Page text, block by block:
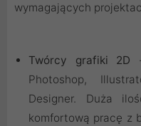
wymagających
Twórcy grafiki 2D
Photoshop,
Designer. Duża
komfortową pracę z